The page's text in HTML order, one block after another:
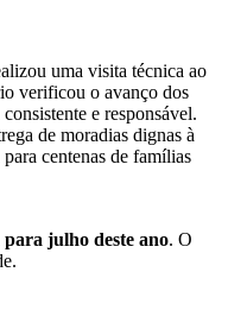
uma visita técnica ao
verificou o avanço dos
e responsável.
de moradias dignas à
centenas de famílias
julho deste ano. O